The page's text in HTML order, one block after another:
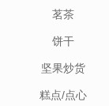
茗茶
饼干
坚果炒货
糕点/点心